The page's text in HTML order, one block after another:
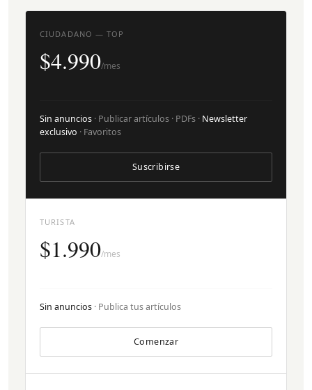
TURISTA
$1.990/mes
Sin anuncios · Publica tus artículos
Comenzar
CIUDADANO — TOP
$4.990/mes
Sin anuncios · Publicar artículos · PDFs · Newsletter
exclusivo · Favoritos
Suscribirse